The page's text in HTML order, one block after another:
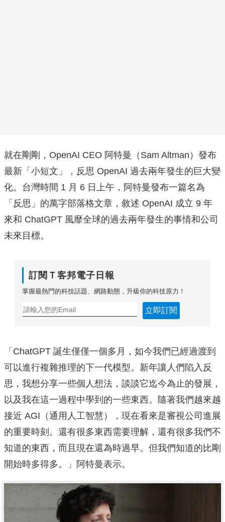
就在剛剛，OpenAI CEO 阿特曼（Sam Altman）發布
最新「小短文」，反思 OpenAI 過去兩年發生的巨大變
化。台灣時間 1 月 6 日上午，阿特曼發布一篇名為
「反思」的萬字部落格文章，敘述 OpenAI 成立 9 年
來和 ChatGPT 風靡全球的過去兩年發生的事情和公司
未來目標。
訂閱Ｔ客邦電子日報
掌握最熱門的科技話題、網路動態，升級你的科技原力！
立即訂閱
「ChatGPT 誕生僅僅一個多月，如今我們已經過渡到
可以進行複雜推理的下一代模型。新年讓人們陷入反
思，我想分享一些個人想法，談談它迄今為止的發展，
以及我在這一過程中學到的一些東西。隨著我們越來越
接近 AGI（通用人工智慧），現在看來是審視公司進展
的重要時刻。還有很多東西需要理解，還有很多我們不
知道的東西，而且現在還為時過早。但我們知道的比剛
開始時多得多。」阿特曼表示。